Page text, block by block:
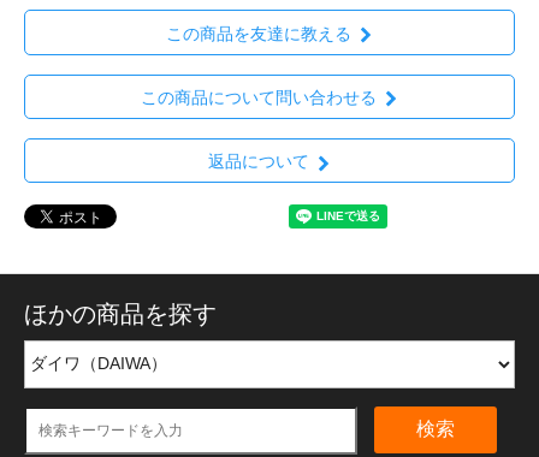
この商品を友達に教える
この商品について問い合わせる
返品について
ほかの商品を探す
検索